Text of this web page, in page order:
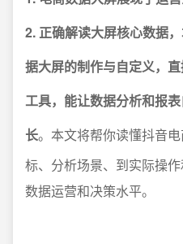
2. 正确解读大屏核心数据
据大屏的制作与自定义，
工具，能让数据分析和报
长。本文将帮你读懂抖音
标、分析场景、到实际操
数据运营和决策水平。